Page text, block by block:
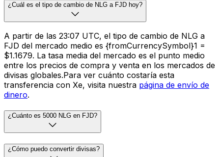
¿Cuál es el tipo de cambio de NLG a FJD hoy?
A partir de las 23:07 UTC, el tipo de cambio de NLG a
FJD del mercado medio es {fromCurrencySymbol}1 =
$1.1679. La tasa media del mercado es el punto medio
entre los precios de compra y venta en los mercados de
divisas globales.Para ver cuánto costaría esta
transferencia con Xe, visita nuestra página de envío de
dinero.
¿Cuánto es 5000 NLG en FJD?
¿Cómo puedo convertir divisas?